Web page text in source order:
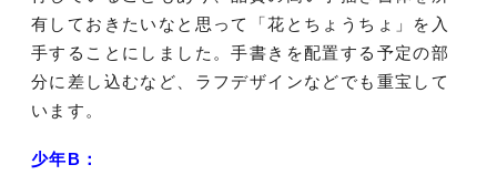
有しておきたいなと思って「花とちょうちょ」を入
手することにしました。手書きを配置する予定の部
分に差し込むなど、ラフデザインなどでも重宝して
います。
少年B：